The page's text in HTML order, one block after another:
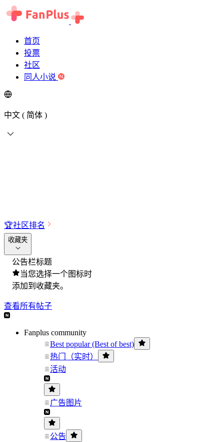
首页
投票
社区
同人小说
中文 ( 简体 )
🏆社区排名
收藏夹
公告栏标题
当您选择一个图标时
添加到收藏夹。
查看所有帖子
Fanplus community
Best popular (Best of best)
热门（实时）
活动
广告图片
公告